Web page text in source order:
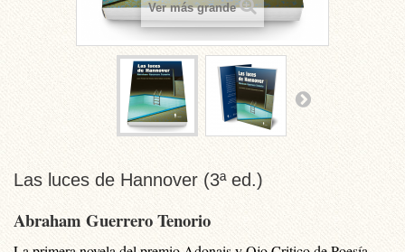
Ver más grande
Las luces de Hannover (3ª ed.)
Abraham Guerrero Tenorio